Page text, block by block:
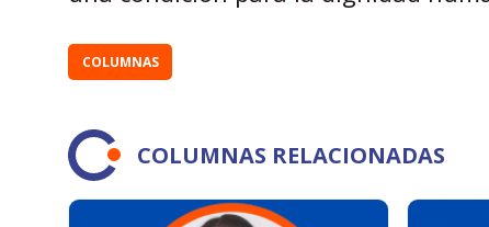
COLUMNAS
COLUMNAS RELACIONADAS